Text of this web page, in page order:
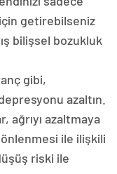
getirebilseniz
bilişsel bozukluk
gibi,
azaltın.
ağrıyı azaltmaya
önlenmesi ile ilişkili
riski ile